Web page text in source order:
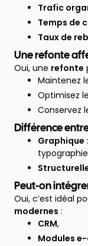
Trafic
Temps de
Taux de
Une refonte
Oui, une refonte
Maintenez
Optimisez
Conservez
Différence
Graphique
Peut-on
Oui, c’est idéal
modernes :
CRM,
Modules